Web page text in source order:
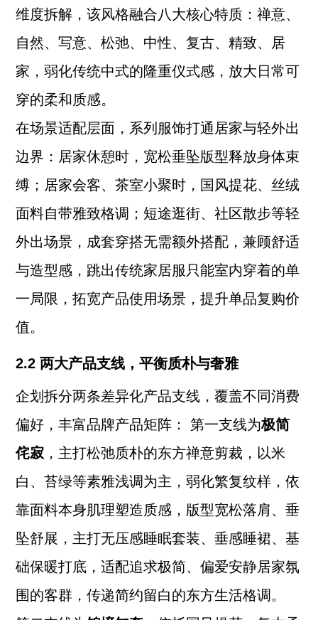
维度拆解，该风格融合八大核心特质：禅意、
自然、写意、松弛、中性、复古、精致、居
家，弱化传统中式的隆重仪式感，放大日常可
穿的柔和质感。
在场景适配层面，系列服饰打通居家与轻外出
边界：居家休憩时，宽松垂坠版型释放身体束
缚；居家会客、茶室小聚时，国风提花、丝绒
面料自带雅致格调；短途逛街、社区散步等轻
外出场景，成套穿搭无需额外搭配，兼顾舒适
与造型感，跳出传统家居服只能室内穿着的单
一局限，拓宽产品使用场景，提升单品复购价
值。
2.2 两大产品支线，平衡质朴与奢雅
企划拆分两条差异化产品支线，覆盖不同消费
偏好，丰富品牌产品矩阵： 第一支线为极简
侘寂 ，主打松弛质朴的东方禅意剪裁，以米
白、苔绿等素雅浅调为主，弱化繁复纹样，依
靠面料本身肌理塑造质感，版型宽松落肩、垂
坠舒展，主打无压感睡眠套装、垂感睡裙、基
础保暖打底，适配追求极简、偏爱安静居家氛
围的客群，传递简约留白的东方生活格调。